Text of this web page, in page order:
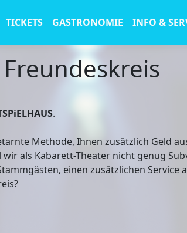
TICKETS GASTRONOMIE INFO &
Freundeskreis
.
Methode, Ihnen zusätzlich Geld
als Kabarett-Theater nicht genug
einen zusätzlichen Service